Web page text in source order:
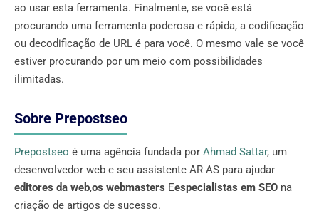
ao usar esta ferramenta. Finalmente, se você está
procurando uma ferramenta poderosa e rápida, a codificação
ou decodificação de URL é para você. O mesmo vale se você
estiver procurando por um meio com possibilidades
ilimitadas.
Sobre Prepostseo
Prepostseo é uma agência fundada por Ahmad Sattar, um
desenvolvedor web e seu assistente AR AS para ajudar
editores da web,os webmasters Eespecialistas em SEO na
criação de artigos de sucesso.